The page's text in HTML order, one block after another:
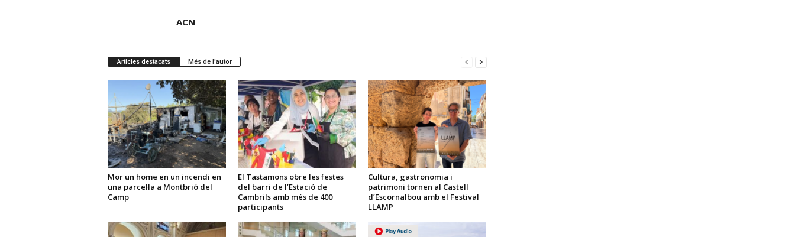
ACN
Articles destacats Més de l'autor
Mor un home en un incendi en
una parcel·la a Montbrió del
Camp
El Tastamons obre les festes
del barri de l’Estació de
Cambrils amb més de 400
participants
Cultura, gastronomia i
patrimoni tornen al Castell
d’Escornalbou amb el Festival
LLAMP